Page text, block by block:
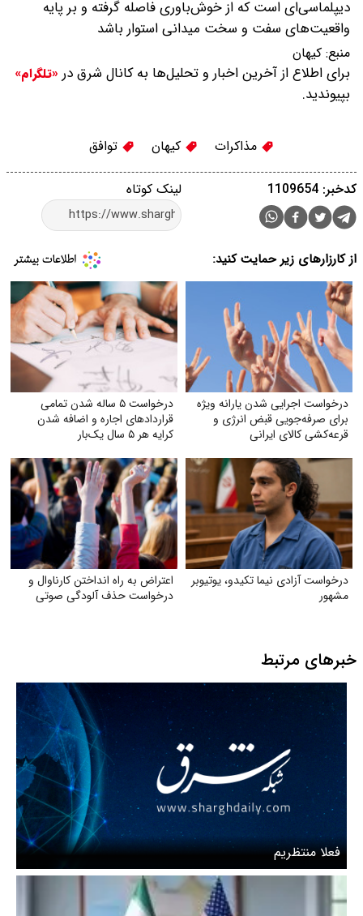
دیپلماسی‌ای است که از خوش‌باوری فاصله گرفته و بر پایه‌
واقعیت‌های سفت و سخت میدانی استوار باشد
منبع: کیهان
برای اطلاع از آخرین اخبار و تحلیل‌ها به کانال شرق در «تلگرام»
بپیوندید.
مذاکرات کیهان توافق
لینک کوتاه کدخبر: 1109654
از کارزارهای زیر حمایت کنید:
درخواست اجرایی شدن یارانه ویژه
برای صرفه‌جویی قبض انرژی و
قرعه‌کشی کالای ایرانی
درخواست ۵ ساله شدن تمامی
قراردادهای اجاره و اضافه شدن
کرایه هر ۵ سال یک‌بار
درخواست آزادی نیما تکیدو، یوتیوبر
مشهور
اعتراض به راه انداختن کارناوال و
درخواست حذف آلودگی صوتی
خبرهای مرتبط
فعلا منتظریم